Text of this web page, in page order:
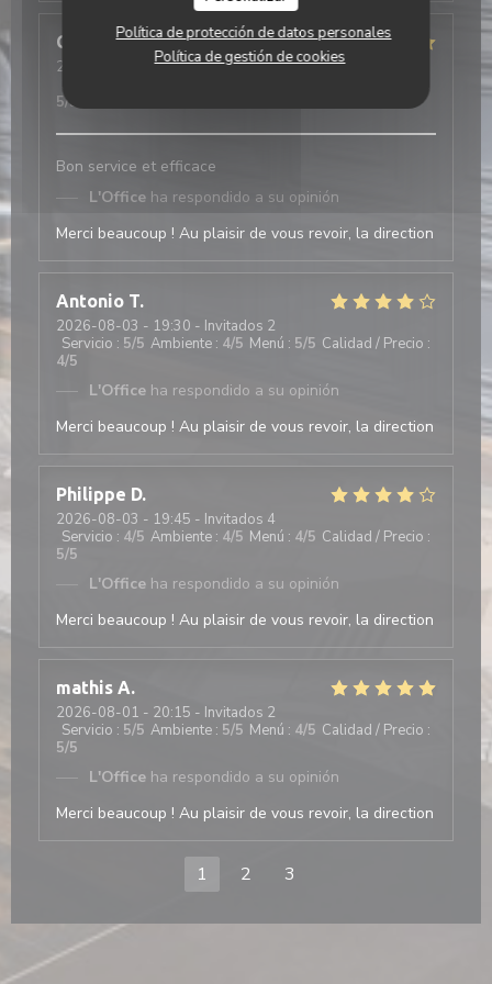
Política de protección de datos personales
Política de gestión de cookies
Celine
D
2026-08-04
- 13:00 - Invitados 2
5/5
Bon service et efficace
L'Office ha respondido a su opinión
Merci beaucoup ! Au plaisir de vous revoir, la direction
Antonio T
2026-08-03 - 19:30 - Invitados 2
Servicio : 5/5 Ambiente : 4/5 Menú : 5/5 Calidad / Precio :
4/5
L'Office ha respondido a su opinión
Merci beaucoup ! Au plaisir de vous revoir, la direction
Philippe D
2026-08-03 - 19:45 - Invitados 4
Servicio : 4/5 Ambiente : 4/5 Menú : 4/5 Calidad / Precio :
5/5
L'Office ha respondido a su opinión
Merci beaucoup ! Au plaisir de vous revoir, la direction
mathis A
2026-08-01 - 20:15 - Invitados 2
Servicio : 5/5 Ambiente : 5/5 Menú : 4/5 Calidad / Precio :
5/5
L'Office ha respondido a su opinión
Merci beaucoup ! Au plaisir de vous revoir, la direction
1 2 3